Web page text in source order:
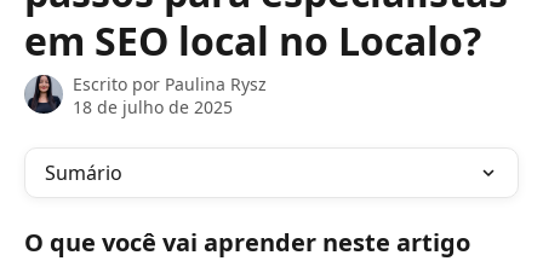
em SEO local no Localo?
Escrito por Paulina Rysz
18 de julho de 2025
Sumário
O que você vai aprender neste artigo